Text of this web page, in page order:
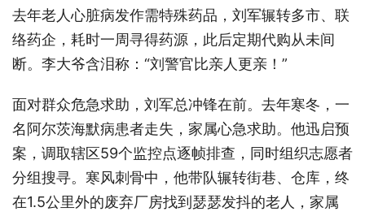
去年老人心脏病发作需特殊药品，刘军辗转多市、联
络药企，耗时一周寻得药源，此后定期代购从未间
断。李大爷含泪称：“刘警官比亲人更亲！”
面对群众危急求助，刘军总冲锋在前。去年寒冬，一
名阿尔茨海默病患者走失，家属心急求助。他迅启预
案，调取辖区59个监控点逐帧排查，同时组织志愿者
分组搜寻。寒风刺骨中，他带队辗转街巷、仓库，终
在1.5公里外的废弃厂房找到瑟瑟发抖的老人，家属